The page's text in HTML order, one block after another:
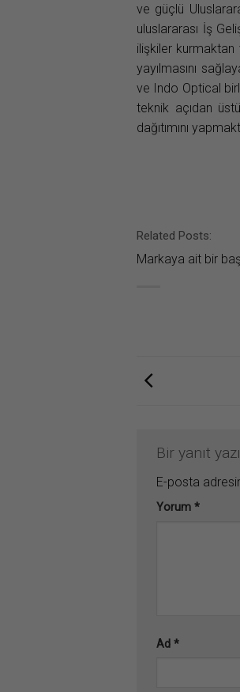
ve güçlü
uluslararası İş
ilişkiler kurmaktan
yayılmasını
ve Indo Optical
teknik açıdan
dağıtımını
Related Posts:
Markaya ait bir
Bir yanıt
E-posta
Yorum *
Ad *